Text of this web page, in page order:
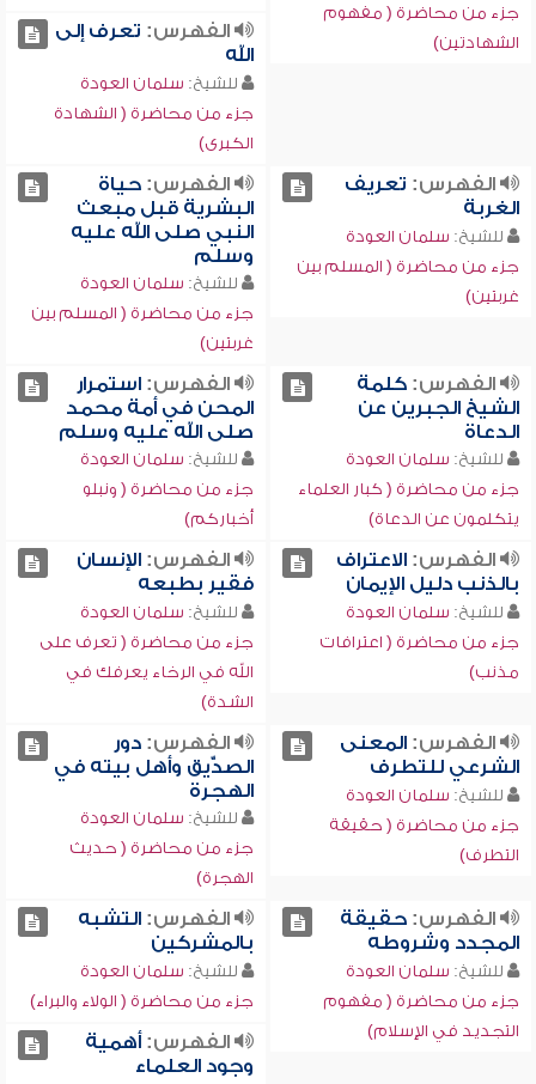
جزء من محاضرة ( مفهوم
الشهادتين)
الفهرس: تعرف إلى
الله
للشيخ: سلمان العودة
جزء من محاضرة ( الشهادة
الكبرى)
الفهرس: تعريف
الغربة
للشيخ: سلمان العودة
جزء من محاضرة ( المسلم بين
غربتين)
الفهرس:حياة
البشرية قبل مبعث
النبي صلى الله عليه
وسلم
للشيخ: سلمان العودة
جزء من محاضرة ( المسلم بين
غربتين)
الفهرس:كلمة
الشيخ الجبرين عن
الدعاة
للشيخ: سلمان العودة
جزء من محاضرة ( كبار العلماء
يتكلمون عن الدعاة)
الفهرس:استمرار
المحن في أمة محمد
صلى الله عليه وسلم
للشيخ: سلمان العودة
جزء من محاضرة ( ونبلو
أخباركم)
الفهرس:الاعتراف
بالذنب دليل الإيمان
للشيخ: سلمان العودة
جزء من محاضرة ( اعترافات
مذنب)
الفهرس:الإنسان
فقير بطبعه
للشيخ: سلمان العودة
جزء من محاضرة ( تعرف على
الله في الرخاء يعرفك في
الشدة)
الفهرس:المعنى
الشرعي للتطرف
للشيخ: سلمان العودة
جزء من محاضرة ( حقيقة
التطرف)
الفهرس:دور
الصدِّّيق وأهل بيته في
الهجرة
للشيخ: سلمان العودة
جزء من محاضرة ( حديث
الهجرة)
الفهرس:حقيقة
المجدد وشروطه
للشيخ: سلمان العودة
جزء من محاضرة ( مفهوم
التجديد في الإسلام)
الفهرس:التشبه
بالمشركين
للشيخ: سلمان العودة
جزء من محاضرة ( الولاء والبراء)
الفهرس:أهمية
وجود العلماء